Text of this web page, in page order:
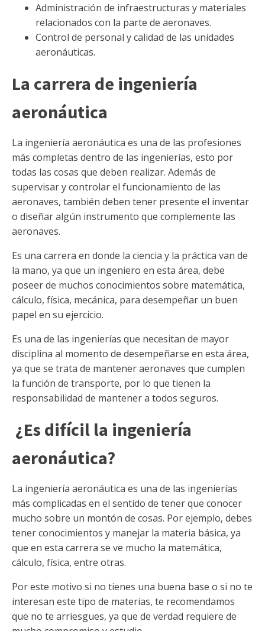
Administración de infraestructuras y materiales
relacionados con la parte de aeronaves.
Control de personal y calidad de las unidades
aeronáuticas.
La carrera de ingeniería
aeronáutica
La ingeniería aeronáutica es una de las profesiones
más completas dentro de las ingenierías, esto por
todas las cosas que deben realizar. Además de
supervisar y controlar el funcionamiento de las
aeronaves, también deben tener presente el inventar
o diseñar algún instrumento que complemente las
aeronaves.
Es una carrera en donde la ciencia y la práctica van de
la mano, ya que un ingeniero en esta área, debe
poseer de muchos conocimientos sobre matemática,
cálculo, física, mecánica, para desempeñar un buen
papel en su ejercicio.
Es una de las ingenierías que necesitan de mayor
disciplina al momento de desempeñarse en esta área,
ya que se trata de mantener aeronaves que cumplen
la función de transporte, por lo que tienen la
responsabilidad de mantener a todos seguros.
¿Es difícil la ingeniería
aeronáutica?
La ingeniería aeronáutica es una de las ingenierías
más complicadas en el sentido de tener que conocer
mucho sobre un montón de cosas. Por ejemplo, debes
tener conocimientos y manejar la materia básica, ya
que en esta carrera se ve mucho la matemática,
cálculo, física, entre otras.
Por este motivo si no tienes una buena base o si no te
interesan este tipo de materias, te recomendamos
que no te arriesgues, ya que de verdad requiere de